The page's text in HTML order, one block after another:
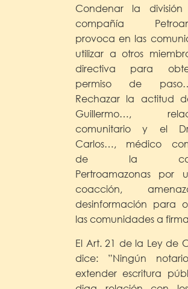
Condenar la
compañía
provoca en las
utilizar a otros
directiva para
permiso de
Rechazar la actitud
Guillermo…,
comunitario y el
Carlos…, médico
de la
Pertroamazonas por
coacción,
desinformación para
las comunidades a
El Art. 21 de la Ley de
dice: ”Ningún
extender escritura